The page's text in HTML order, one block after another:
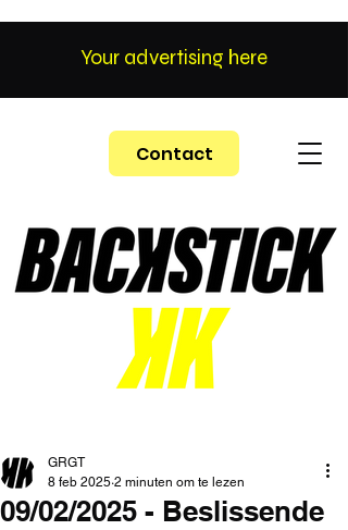
Contact
Your advertising here
09/02/2025 - Beslissende
GRGT
8 feb 2025 2 minuten om te lezen